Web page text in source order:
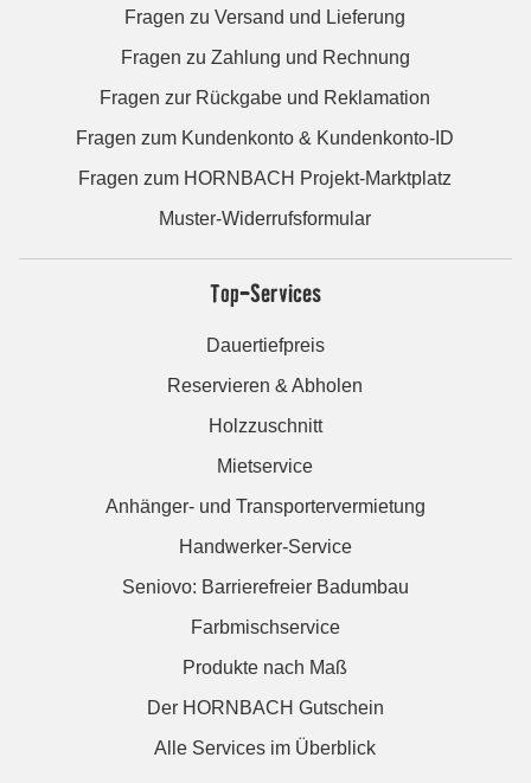
Fragen zu Versand und Lieferung
Fragen zu Zahlung und Rechnung
Fragen zur Rückgabe und Reklamation
Fragen zum Kundenkonto & Kundenkonto-ID
Fragen zum HORNBACH Projekt-Marktplatz
Muster-Widerrufsformular
Top-Services
Dauertiefpreis
Reservieren & Abholen
Holzzuschnitt
Mietservice
Anhänger- und Transportervermietung
Handwerker-Service
Seniovo: Barrierefreier Badumbau
Farbmischservice
Produkte nach Maß
Der HORNBACH Gutschein
Alle Services im Überblick